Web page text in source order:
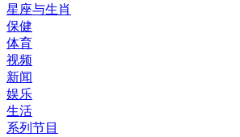
星座与生肖
保健
体育
视频
新闻
娱乐
生活
系列节目